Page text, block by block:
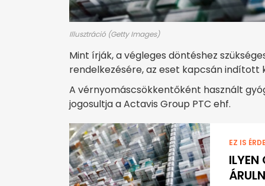
Illusztráció (Getty Images)
Mint írják, a végleges döntéshez
rendelkezésére, az eset kapcsán indított
A vérnyomáscsökkentőként használt
jogosultja a Actavis Group PTC ehf.
EZ IS
ILYEN